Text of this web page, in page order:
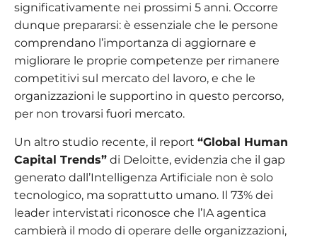
significativamente nei prossimi 5 anni. Occorre
dunque prepararsi: è essenziale che le persone
comprendano l’importanza di aggiornare e
migliorare le proprie competenze per rimanere
competitivi sul mercato del lavoro, e che le
organizzazioni le supportino in questo percorso,
per non trovarsi fuori mercato.
Un altro studio recente, il report “Global Human
Capital Trends” di Deloitte, evidenzia che il gap
generato dall’Intelligenza Artificiale non è solo
tecnologico, ma soprattutto umano. Il 73% dei
leader intervistati riconosce che l’IA agentica
cambierà il modo di operare delle organizzazioni,